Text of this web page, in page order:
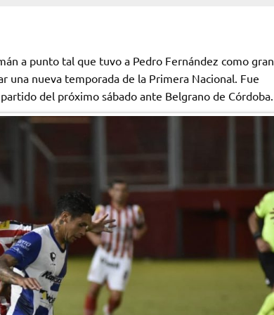
a punto tal que tuvo a Pedro Fernández como gran
una nueva temporada de la Primera Nacional. Fue
del próximo sábado ante Belgrano de Córdoba.